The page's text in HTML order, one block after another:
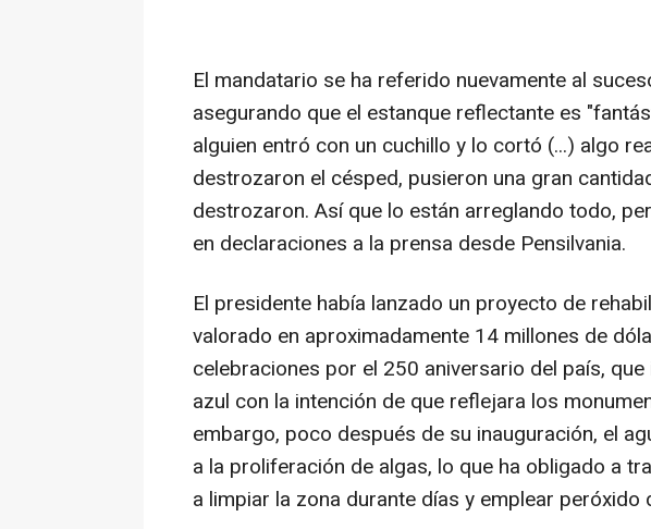
El mandatario se ha referido nuevamente al
asegurando que el estanque reflectante es
alguien entró con un cuchillo y lo cortó (...) algo
destrozaron el césped, pusieron una gran
destrozaron. Así que lo están arreglando todo,
en declaraciones a la prensa desde Pensilvania.
El presidente había lanzado un proyecto de
valorado en aproximadamente 14 millones de
celebraciones por el 250 aniversario del país,
azul con la intención de que reflejara los
embargo, poco después de su inauguración, el
a la proliferación de algas, lo que ha obligado a
a limpiar la zona durante días y emplear peróxido